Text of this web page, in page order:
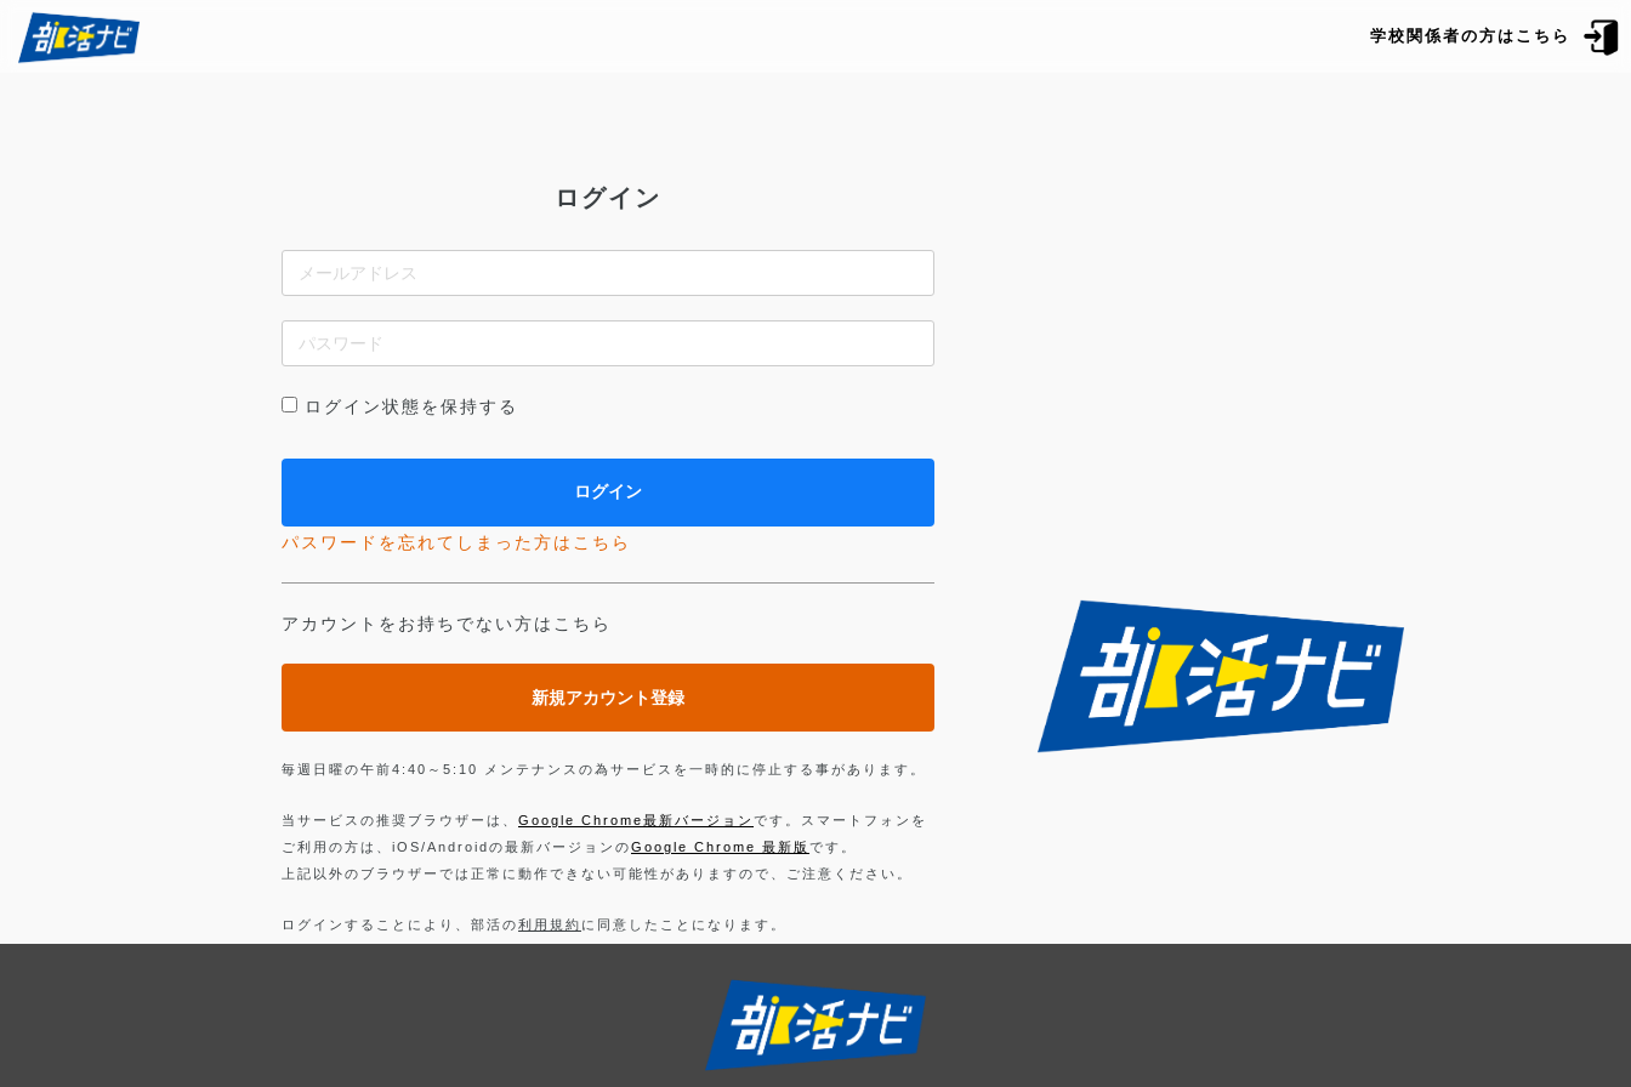
学校関係者の方はこちら
ログイン
ログイン状態を保持する
パスワードを忘れてしまった方はこちら
アカウントをお持ちでない方はこちら
新規アカウント登録
毎週日曜の午前4:40～5:10 メンテナンスの為サービスを一時的に停止する事があります。
当サービスの推奨ブラウザーは、 Google Chrome最新バージョン です。スマートフォンを
ご利用の方は、iOS/Androidの最新バージョンのGoogle Chrome 最新版 です。
上記以外のブラウザーでは正常に動作できない可能性がありますので、ご注意ください。
ログインすることにより、部活の利用規約 に同意したことになります。